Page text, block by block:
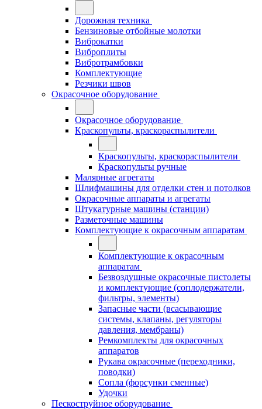
Дорожная техника
Бензиновые отбойные молотки
Виброкатки
Виброплиты
Вибротрамбовки
Комплектующие
Резчики швов
Окрасочное оборудование
Окрасочное оборудование
Краскопульты, краскораспылители
Краскопульты, краскораспылители
Краскопульты ручные
Малярные агрегаты
Шлифмашины для отделки стен и потолков
Окрасочные аппараты и агрегаты
Штукатурные машины (станции)
Разметочные машины
Комплектующие к окрасочным аппаратам
Комплектующие к окрасочным
аппаратам
Безвоздушные окрасочные пистолеты
и комплектующие (соплодержатели,
фильтры, элементы)
Запасные части (всасывающие
системы, клапаны, регуляторы
давления, мембраны)
Ремкомплекты для окрасочных
аппаратов
Рукава окрасочные (переходники,
поводки)
Сопла (форсунки сменные)
Удочки
Пескоструйное оборудование